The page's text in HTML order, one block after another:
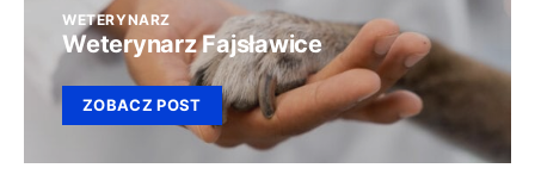
WETERYNARZ
Weterynarz Fajsławice
ZOBACZ POST